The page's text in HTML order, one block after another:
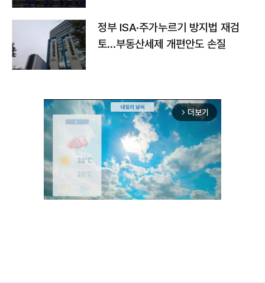
정부 ISA·주가누르기 방지법 재검
토…부동산세제 개편안도 손질
arrow_forward_ios 더보기